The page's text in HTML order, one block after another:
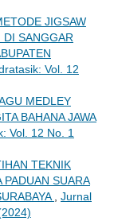
JIGSAW
DI SANGGAR
Vol. 12
MEDLEY
BAHANA JAWA
Vol. 12 No. 1
TEKNIK
PADUAN SUARA
, Jurnal